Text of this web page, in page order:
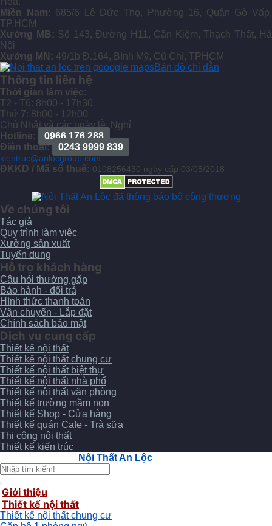
Miền Nam: 685/6 Lê Đức Thọ, Phường 16, Quận Gò Vấp,
TP.HCM
Xưởng MB: Số 143, Đường H11, Cần Kiệm, Thạch Thất, Hà
Nội
Xưởng MN: 49/1b Đ.164, Bình Mỹ, Củ Chi, TPHCM
Bản đồ chỉ dẫn
Thông tin liên hệ
Thời gian làm việc:
T2 - T6: 8h00 - 17h30
Thứ 7: 8h00 - 12h00
Chủ Nhật và các ngày lễ: Nghỉ
Hotline:
0966 176 288
Điện thoại: 0243 9999 839
kientruc@anlocgroup.com
ĐKKD / Mã số thuế: 0108256430 ngày cấp 03/05/2018
Về chúng tôi
Tác giả
Quy trình làm việc
Xưởng sản xuất
Tuyển dụng
Hỗ trợ khách hàng
Câu hỏi thường gặp
Bảo hành - đổi trả
Hình thức thanh toán
Vận chuyển - Lắp đặt
Chính sách bảo mật
Dịch vụ cung cấp
Thiết kế nội thất
Thiết kế nội thất chung cư
Thiết kế nội thất biệt thự
Thiết kế nội thất nhà phố
Thiết kế nội thất văn phòng
Thiết kế trường mầm non
Thiết kế Shop - Cửa hàng
Thiết kế quán Cafe - Trà sữa
Thi công nội thất
Thiết kế kiến trúc
Nội Thất An Lộc
Giới thiệu
Thiết kế nội thất
Thiết kế nội thất chung cư